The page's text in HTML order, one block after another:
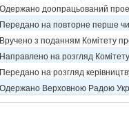
Одержано доопрацьований
Передано на повторне перше
Вручено з поданням Комітету
Направлено на розгляд Комітету
Передано на розгляд
Одержано Верховною Радою